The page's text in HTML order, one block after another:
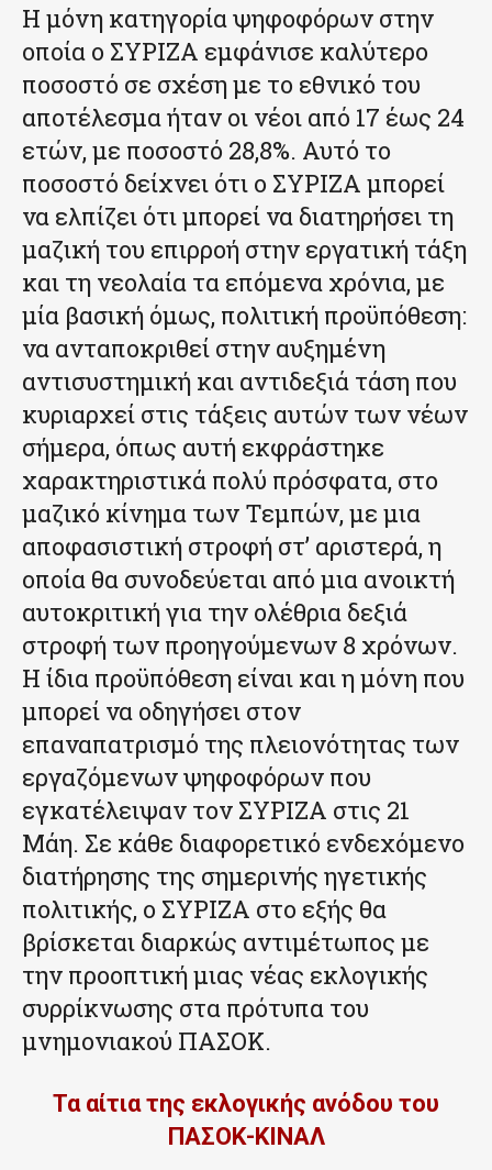
Η μόνη κατηγορία ψηφοφόρων στην
οποία ο ΣΥΡΙΖΑ εμφάνισε καλύτερο
ποσοστό σε σχέση με το εθνικό του
αποτέλεσμα ήταν οι νέοι από 17 έως 24
ετών, με ποσοστό 28,8%. Αυτό το
ποσοστό δείχνει ότι ο ΣΥΡΙΖΑ μπορεί
να ελπίζει ότι μπορεί να διατηρήσει τη
μαζική του επιρροή στην εργατική τάξη
και τη νεολαία τα επόμενα χρόνια, με
μία βασική όμως, πολιτική προϋπόθεση:
να ανταποκριθεί στην αυξημένη
αντισυστημική και αντιδεξιά τάση που
κυριαρχεί στις τάξεις αυτών των νέων
σήμερα, όπως αυτή εκφράστηκε
χαρακτηριστικά πολύ πρόσφατα, στο
μαζικό κίνημα των Τεμπών, με μια
αποφασιστική στροφή στ’ αριστερά, η
οποία θα συνοδεύεται από μια ανοικτή
αυτοκριτική για την ολέθρια δεξιά
στροφή των προηγούμενων 8 χρόνων.
Η ίδια προϋπόθεση είναι και η μόνη που
μπορεί να οδηγήσει στον
επαναπατρισμό της πλειονότητας των
εργαζόμενων ψηφοφόρων που
εγκατέλειψαν τον ΣΥΡΙΖΑ στις 21
Μάη. Σε κάθε διαφορετικό ενδεχόμενο
διατήρησης της σημερινής ηγετικής
πολιτικής, ο ΣΥΡΙΖΑ στο εξής θα
βρίσκεται διαρκώς αντιμέτωπος με
την προοπτική μιας νέας εκλογικής
συρρίκνωσης στα πρότυπα του
μνημονιακού ΠΑΣΟΚ.
Τα αίτια της εκλογικής ανόδου του
ΠΑΣΟΚ-ΚΙΝΑΛ